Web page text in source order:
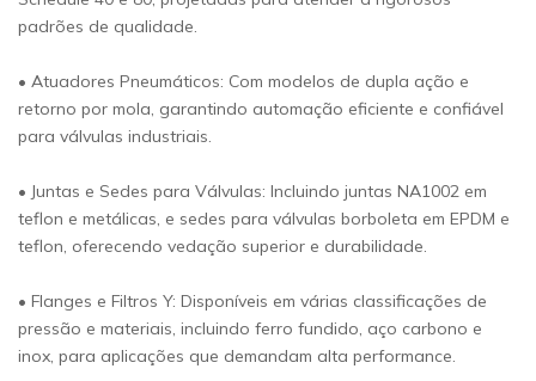
padrões de qualidade.
• Atuadores Pneumáticos: Com modelos de dupla ação e
retorno por mola, garantindo automação eficiente e confiável
para válvulas industriais.
• Juntas e Sedes para Válvulas: Incluindo juntas NA1002 em
teflon e metálicas, e sedes para válvulas borboleta em EPDM e
teflon, oferecendo vedação superior e durabilidade.
• Flanges e Filtros Y: Disponíveis em várias classificações de
pressão e materiais, incluindo ferro fundido, aço carbono e
inox, para aplicações que demandam alta performance.